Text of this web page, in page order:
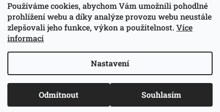
Používáme cookies, abychom Vám umožnili pohodlné
prohlížení webu a díky analýze provozu webu neustále
zlepšovali jeho funkce, výkon a použitelnost. Více
informací
Nastavení
Odmítnout Souhlasím
✍️ Napiš recenzi na Google
Děkujeme, že pomáháš psát příběh Cechu Hráčů.
Vytvořil ShoptetCopyright 2026 Cech Hráčů. Všechna práva
vyhrazena.